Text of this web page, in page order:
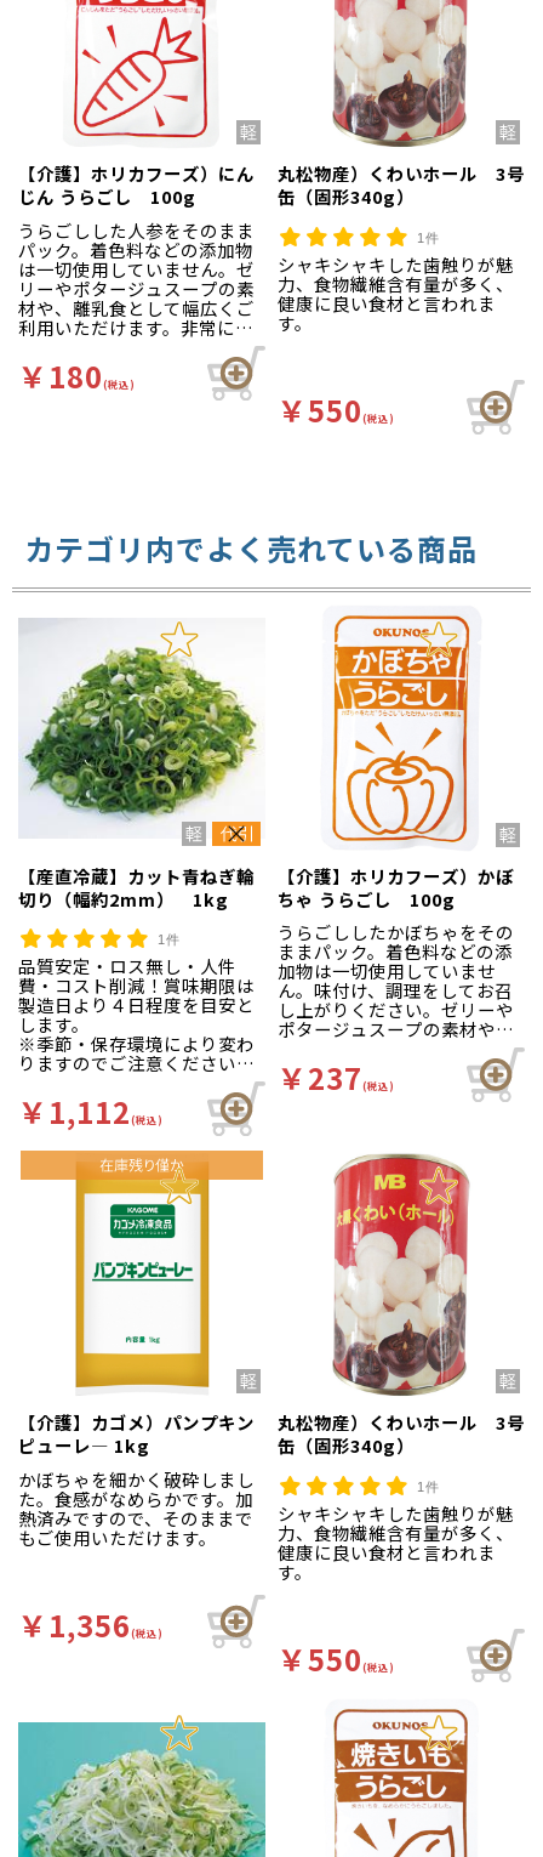
【介護】ホリカフーズ）にん
じん うらごし 100g
うらごしした人参をそのまま
パック。着色料などの添加物
は一切使用していません。ゼ
リーやポタージュスープの素
材や、離乳食として幅広くご
利用いただけます。非常にな
めらかに加工されていますの
で嚥下対応食などにも対応可
能です。
￥180(税込)
丸松物産）くわいホール 3号
缶（固形340g）
1件
シャキシャキした歯触りが魅
力、食物繊維含有量が多く、
健康に良い食材と言われま
す。
￥550(税込)
カテゴリ内でよく売れている商品
【産直冷蔵】カット青ねぎ輪
切り（幅約2mm） 1kg
1件
品質安定・ロス無し・人件
費・コスト削減！賞味期限は
製造日より４日程度を目安と
します。
※季節・保存環境により変わ
りますのでご注意ください。
※5kg以上でのご注文をお願
いします。
5kg未満の場合、キャンセ
ルさせていただきます。
【産直冷蔵】と表記のある
商品同士の混載は可能です。
￥1,112(税込)
【介護】ホリカフーズ）かぼ
ちゃ うらごし 100g
うらごししたかぼちゃをその
ままパック。着色料などの添
加物は一切使用していませ
ん。味付け、調理をしてお召
し上がりください。ゼリーや
ポタージュスープの素材や、
離乳食として幅広くご利用い
ただけます。
￥237(税込)
【介護】カゴメ）パンプキン
ピューレ― 1kg
かぼちゃを細かく破砕しまし
た。食感がなめらかです。加
熱済みですので、そのままで
もご使用いただけます。
￥1,356(税込)
丸松物産）くわいホール 3号
缶（固形340g）
1件
シャキシャキした歯触りが魅
力、食物繊維含有量が多く、
健康に良い食材と言われま
す。
￥550(税込)